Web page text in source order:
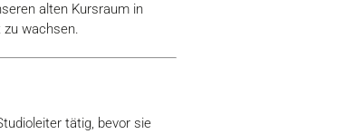
alten Kursraum in
wachsen.
tätig, bevor sie